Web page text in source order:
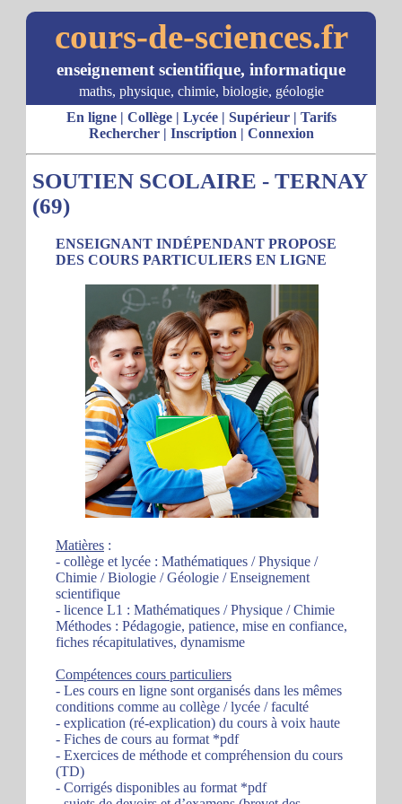
cours-de-sciences.fr
enseignement scientifique, informatique
maths, physique, chimie, biologie, géologie
En ligne| Collège| Lycée| Supérieur| Tarifs
Rechercher| Inscription | Connexion
SOUTIEN SCOLAIRE - TERNAY
(69)
ENSEIGNANT INDÉPENDANT PROPOSE
DES COURS PARTICULIERS EN LIGNE
Matières :
- collège et lycée : Mathématiques / Physique /
Chimie / Biologie / Géologie / Enseignement
scientifique
- licence L1 : Mathématiques / Physique / Chimie
Méthodes : Pédagogie, patience, mise en confiance,
fiches récapitulatives, dynamisme
Compétences cours particuliers
- Les cours en ligne sont organisés dans les mêmes
conditions comme au collège / lycée / faculté
- explication (ré-explication) du cours à voix haute
- Fiches de cours au format *pdf
- Exercices de méthode et compréhension du cours
(TD)
- Corrigés disponibles au format *pdf